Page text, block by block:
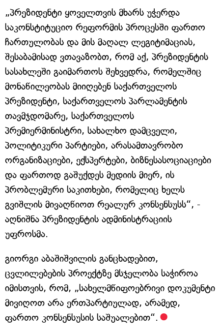
„პრეზიდენტი ყოველთვის მხარს უჭერდა
საკონსტიტუციო რეფორმის პროცესში ფართო
ჩართულობას და მის მაღალ ლეგიტიმაციას,
შესაბამისად ვთავაზობთ, რომ აქ, პრეზიდენტის
სასახლეში გაიმართოს შეხვედრა, რომელშიც
მონაწილეობას მიიღებენ საქართველოს
პრეზიდენტი, საქართველოს პარლამენტის
თავმჯდომარე, საქართველოს
პრემიერმინისტრი, სახალხო დამცველი,
პოლიტიკური პარტიები, არასამთავრობო
ორგანიზაციები, ექსპერტები, ბიზნესასოციაციები
და ფართოდ გაშუქდეს მედიის მიერ, ის
პრობლემური საკითხები, რომელიც ხელს
გვიშლის მივაღწიოთ რეალურ კონსენსუსს“, -
აღნიშნა პრეზიდენტის ადმინისტრაციის
უფროსმა.
გიორგი აბაშიშვილის განცხადებით,
ცვლილებების პროექტზე მსჯელობა საჭიროა
იმისთვის, რომ, „სახელმწიფოებრივი დოკუმენტი
მივიღოთ არა ერთპარტიულად, არამედ,
ფართო კონსენსუსის საშუალებით“.